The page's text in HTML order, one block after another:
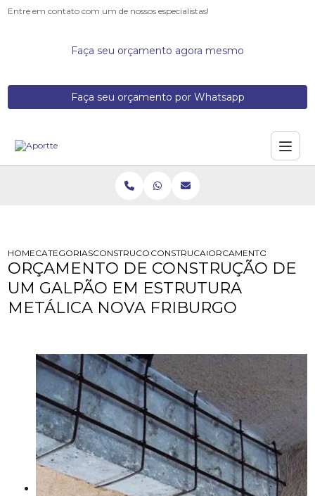
Entre em contato com um de nossos especialistas!
Faça seu orçamento agora mesmo
Faça seu orçamento por Whatsapp
HOMECATEGORIASCONSTRUCOES DE GALPOES METALICOS
CONSTRUCAO GALPAO ESTRUTURA
ORCAMENTO DE
ORÇAMENTO DE CONSTRUÇÃO DE
UM GALPÃO EM ESTRUTURA
METÁLICA NOVA FRIBURGO